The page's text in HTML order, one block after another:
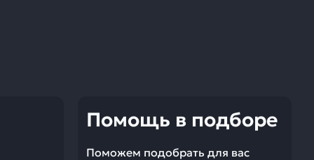
Помощь в подборе
Поможем подобрать для вас